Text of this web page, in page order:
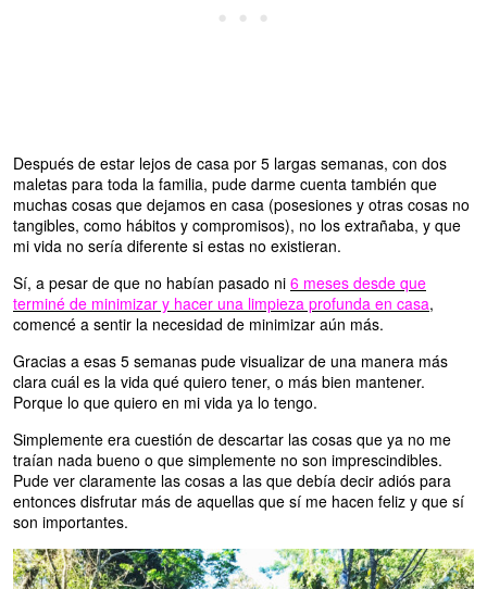
Después de estar lejos de casa por 5 largas semanas, con dos
maletas para toda la familia, pude darme cuenta también que
muchas cosas que dejamos en casa (posesiones y otras cosas no
tangibles, como hábitos y compromisos), no los extrañaba, y que
mi vida no sería diferente si estas no existieran.
Sí, a pesar de que no habían pasado ni 6 meses desde que
terminé de minimizar y hacer una limpieza profunda en casa,
comencé a sentir la necesidad de minimizar aún más.
Gracias a esas 5 semanas pude visualizar de una manera más
clara cuál es la vida qué quiero tener, o más bien mantener.
Porque lo que quiero en mi vida ya lo tengo.
Simplemente era cuestión de descartar las cosas que ya no me
traían nada bueno o que simplemente no son imprescindibles.
Pude ver claramente las cosas a las que debía decir adiós para
entonces disfrutar más de aquellas que sí me hacen feliz y que sí
son importantes.